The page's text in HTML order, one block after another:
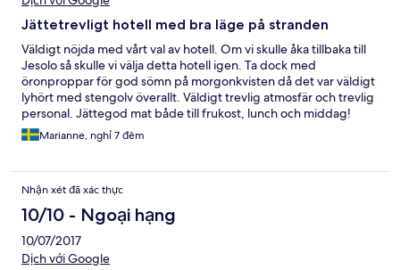
Jättetrevligt hotell med bra läge på stranden
Väldigt nöjda med vårt val av hotell. Om vi skulle åka tillbaka till
Jesolo så skulle vi välja detta hotell igen. Ta dock med
öronproppar för god sömn på morgonkvisten då det var väldigt
lyhört med stengolv överallt. Väldigt trevlig atmosfär och trevlig
personal. Jättegod mat både till frukost, lunch och middag!
Marianne, nghỉ 7 đêm
Nhận xét đã xác thực
10/10 - Ngoại hạng
10/07/2017
Dịch với Google